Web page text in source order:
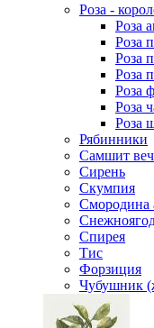
Роза -
Роза
Роза
Роза
Роза
Роза
Роза
Роза
Рябинники
Самшит
Сирень
Скумпия
Смородина
Спирея
Тис
Форзиция
Чубушник